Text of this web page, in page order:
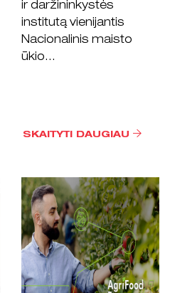
ir daržininkystės
institutą vienijantis
Nacionalinis maisto
ūkio...
SKAITYTI DAUGIAU